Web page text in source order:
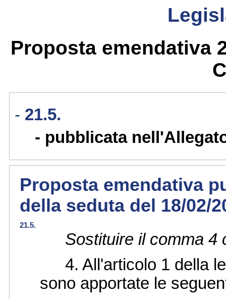
Proposta emendativa
21.5.
pubblicata
Proposta emendativa
della seduta del 18/02/
21.5.
Sostituire il comma 4
4. All'articolo 1 della
sono apportate le